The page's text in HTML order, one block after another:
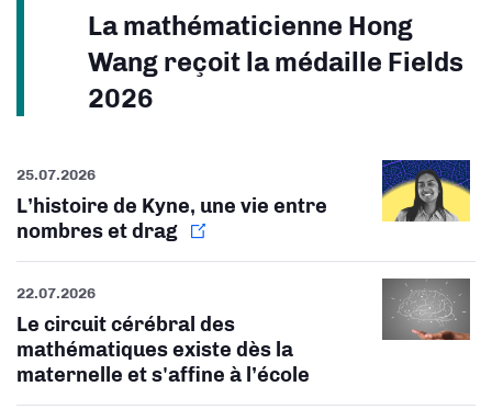
La mathématicienne Hong
Wang reçoit la médaille Fields
2026
25.07.2026
L’histoire de Kyne, une vie entre
nombres et drag
22.07.2026
Le circuit cérébral des
mathématiques existe dès la
maternelle et s'affine à l’école